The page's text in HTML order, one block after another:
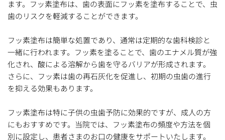
ます。フッ素塗布は、歯の表面にフッ素を塗布することで、虫
歯のリスクを軽減することができます。
フッ素塗布は簡単な処置であり、通常は定期的な歯科検診と
一緒に行われます。フッ素を塗ることで、歯のエナメル質が強
化され、酸による溶解から歯を守るバリアが形成されます。
さらに、フッ素は歯の再石灰化を促進し、初期の虫歯の進行
を抑える効果もあります。
フッ素塗布は特に子供の虫歯予防に効果的ですが、成人の方
にもおすすめです。当院では、フッ素塗布の頻度や方法を個
別に設定し、患者さまのお口の健康をサポートいたします。